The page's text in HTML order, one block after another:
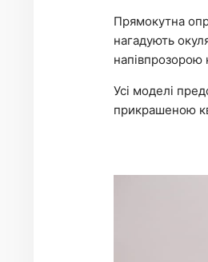
Прямокутна
нагадують
Усі моделі
прикрашеною